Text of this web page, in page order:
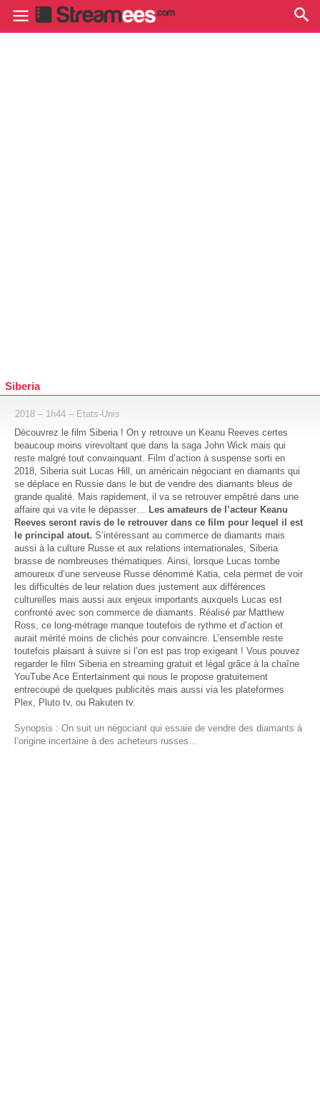
Siberia
2018 – 1h44 – Etats-Unis
Découvrez le film Siberia ! On y retrouve un Keanu Reeves certes
beaucoup moins virevoltant que dans la saga John Wick mais qui
reste malgré tout convainquant. Film d’action à suspense sorti en
2018, Siberia suit Lucas Hill, un américain négociant en diamants qui
se déplace en Russie dans le but de vendre des diamants bleus de
grande qualité. Mais rapidement, il va se retrouver empêtré dans une
affaire qui va vite le dépasser… Les amateurs de l’acteur Keanu
Reeves seront ravis de le retrouver dans ce film pour lequel il est
le principal atout. S’intéressant au commerce de diamants mais
aussi à la culture Russe et aux relations internationales, Siberia
brasse de nombreuses thématiques. Ainsi, lorsque Lucas tombe
amoureux d’une serveuse Russe dénommé Katia, cela permet de voir
les difficultés de leur relation dues justement aux différences
culturelles mais aussi aux enjeux importants auxquels Lucas est
confronté avec son commerce de diamants. Réalisé par Matthew
Ross, ce long-métrage manque toutefois de rythme et d’action et
aurait mérité moins de clichés pour convaincre. L’ensemble reste
toutefois plaisant à suivre si l’on est pas trop exigeant ! Vous pouvez
regarder le film Siberia en streaming gratuit et légal grâce à la chaîne
YouTube Ace Entertainment qui nous le propose gratuitement
entrecoupé de quelques publicités mais aussi via les plateformes
Plex, Pluto tv, ou Rakuten tv.
Synopsis : On suit un négociant qui essaie de vendre des diamants à
l’origine incertaine à des acheteurs russes…